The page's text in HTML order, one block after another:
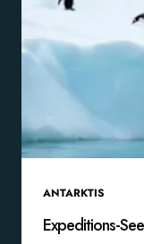
ANTARKTIS
Expeditions-